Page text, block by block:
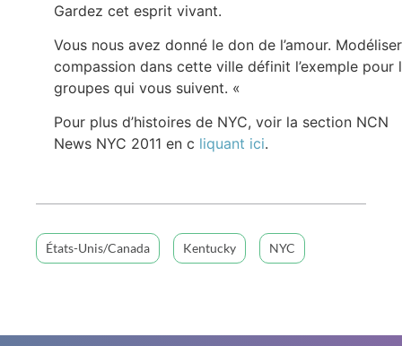
Gardez cet esprit vivant.
Vous nous avez donné le don de l’amour.
compassion dans cette ville définit l’exemple pour
groupes qui vous suivent. «
Pour plus d’histoires de NYC, voir la section NCN
News NYC 2011 en c liquant ici.
États-Unis/Canada Kentucky NYC